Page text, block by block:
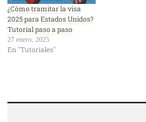
¿Cómo tramitar la visa
2025 para Estados Unidos?
Tutorial paso a paso
27 enero, 2025
En "Tutoriales"